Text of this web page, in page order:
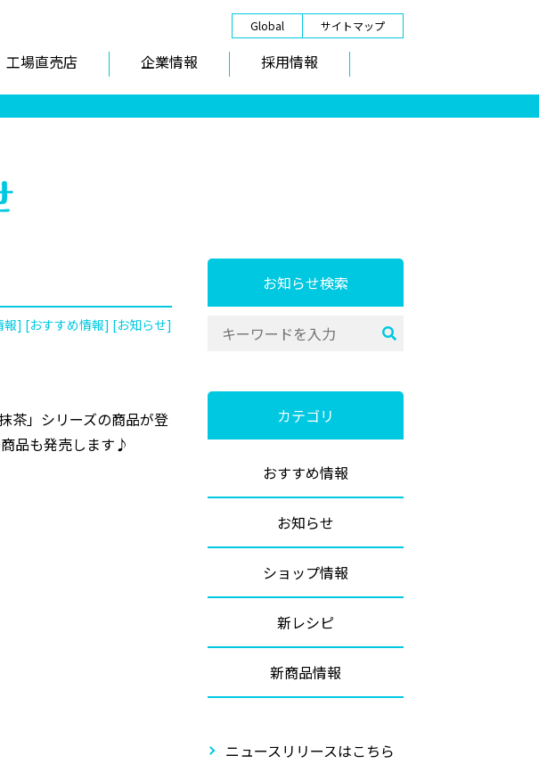
Global サイトマップ
工場直売店 企業情報 採用情報
報] [おすすめ情報] [お知らせ]
茶」シリーズの商品が登
品も発売します♪
お知らせ検索
カテゴリ
おすすめ情報
お知らせ
ショップ情報
新レシピ
新商品情報
ニュースリリースはこちら